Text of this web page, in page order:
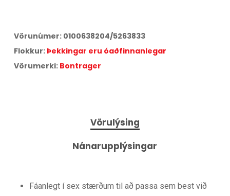
Miðað við greiðslur á17,25% vöxtum.
kr. færslugjald á mánuði.
Árleg hlutfallstala kostnaður:42,75%.
Heildarkostnaður:
18.956
Vörunúmer: 0100638204/5263833
Flokkur: Þekkingar eru óaðfinnanlegar
Vörumerki: Bontrager
Vörulýsing
Nánarupplýsingar
Fáanlegt í sex stærðum til að passa sem best við